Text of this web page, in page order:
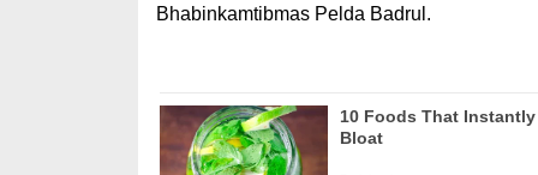
Bhabinkamtibmas Pelda Badrul.